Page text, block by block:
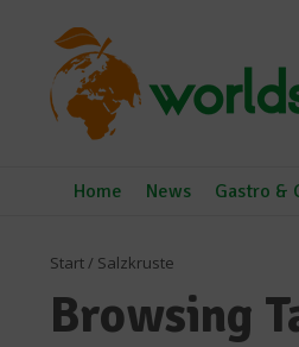
Home News Gastro &
Start/ Salzkruste
Browsing